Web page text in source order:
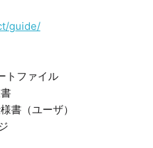
guide/
トファイル
（ユーザ）